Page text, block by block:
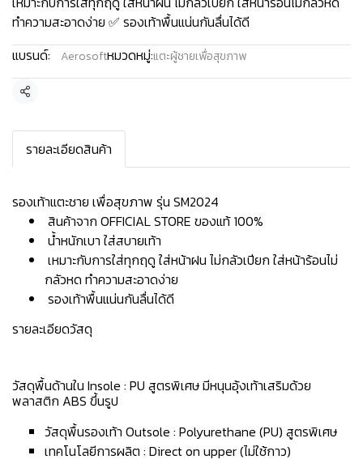
ทำความสะอาดง่าย ✅ รองเท้าพื้นแน่นกันลื่นได้ดี
แบรนด์:
Aerosoftหมวดหมู่:แตะผู้ชายเพื่อสุขภาพ
แชร์
รายละเอียดสินค้า
รองเท้าแตะชาย เพื่อสุขภาพ รุ่น SM2024
สินค้าจาก OFFICIAL STORE ของแท้ 100%
น้ำหนักเบา ใส่สบายเท้า
เหมาะกับการใส่ทุกฤดู ใส่หน้าฝน ไม่กลัวเปียก ใส่หน้าร้อนไม่
กลัวหด ทำความสะอาดง่าย
รองเท้าพื้นแน่นกันลื่นได้ดี
รายละเอียดวัสดุ
วัสดุพื้นด้านใน Insole : PU สูตรพิเศษ มีหนุนอุ้งเท้าเสริมด้วย
พลาสติก ABS ขึ้นรูป
วัสดุพื้นรองเท้า Outsole : Polyurethane (PU) สูตรพิเศษ
เทคโนโลยีการผลิต : Direct on upper (ไม่ใช้กาว)